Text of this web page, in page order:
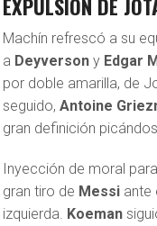
Machín refrescó a su
a Deyversony Edgar
por doble amarilla, de
seguido,Antoine
gran definición
Inyección de moral
gran tiro de Messi ante
izquierda. Koeman